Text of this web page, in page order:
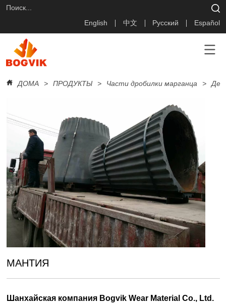
English 中文 Русский Español
ДОМА > ПРОДУКТЫ > Части дробилки марганца >
МАНТИЯ
Шанхайская компания Bogvik Wear Material Co., Ltd.